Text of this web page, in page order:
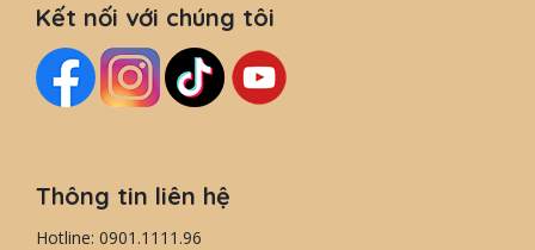
Kết nối với chúng tôi
Thông tin liên hệ
Hotline: 0901.1111.96